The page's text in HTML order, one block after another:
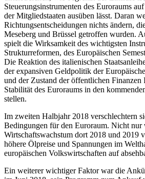
Steuerungsinstrumenten des Euro­raums
der Mitgliedstaaten ausüben lässt. Daran
Richtungsentscheidungen nichts ändern,
Meseberg und Brüssel getroffen wurden.
spielt die Wirksamkeit des wichtig­sten
Strukturreformen, des Europäischen
Die Reaktion des italienischen
der expan­siven Geldpolitik der
und der Zustand der öffent­lichen Finanzen
Stabilität des Euroraums in den
stellen.
Im zweiten Halbjahr 2018 verschlechtern
Bedingungen für den Euroraum. Nicht nur
Wirtschaftswachstum dort 2018 und 2019
höhere Ölpreise und Spannungen im
europäischen Volkswirtschaften auf
Ein weiterer wichtiger Faktor war die